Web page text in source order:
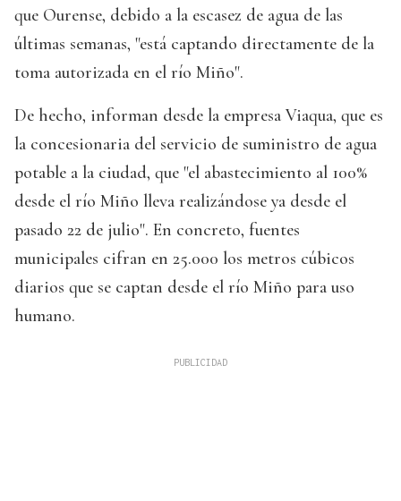
que Ourense, debido a la escasez de agua de las
últimas semanas, "está captando directamente de la
toma autorizada en el río Miño".
De hecho, informan desde la empresa Viaqua, que es
la concesionaria del servicio de suministro de agua
potable a la ciudad, que "el abastecimiento al 100%
desde el río Miño lleva realizándose ya desde el
pasado 22 de julio". En concreto, fuentes
municipales cifran en 25.000 los metros cúbicos
diarios que se captan desde el río Miño para uso
humano.